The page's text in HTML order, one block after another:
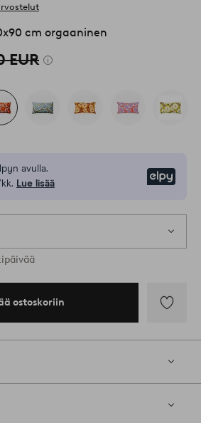
cm orgaaninen
EUR
avulla.
Lue lisää
ostoskoriin